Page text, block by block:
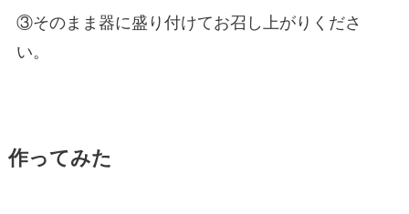
③そのまま器に盛り付けてお召し上がりくださ
い。
作ってみた